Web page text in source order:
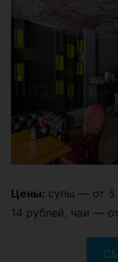
Цены: супы — от 5
14 рублей, чаи —